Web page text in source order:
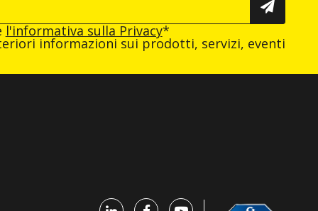
l'informativa sulla Privacy*
informazioni sui prodotti, servizi, eventi